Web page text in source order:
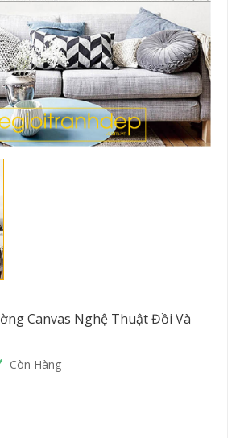
Canvas Nghệ Thuật Đồi Và
Còn Hàng